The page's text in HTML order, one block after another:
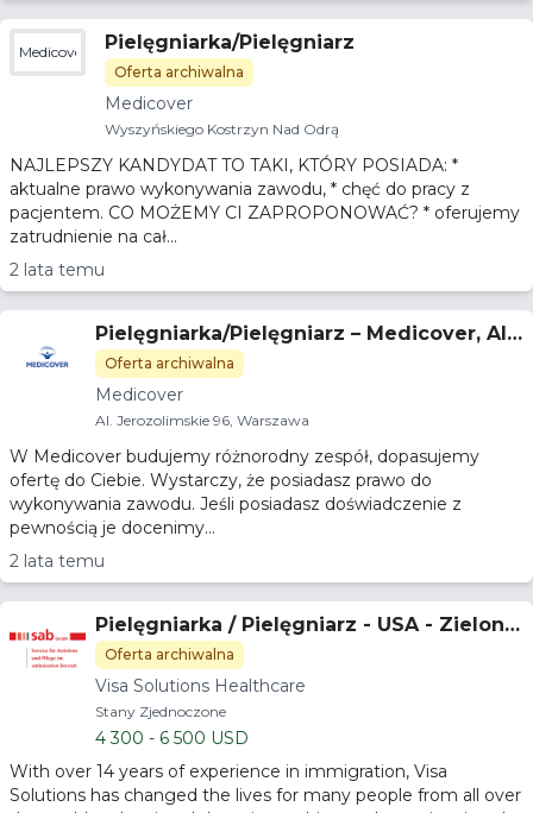
Medicover Pielęgniarka/Pielęgniarz
Oferta archiwalna
Medicover
Wyszyńskiego Kostrzyn Nad Odrą
NAJLEPSZY KANDYDAT TO TAKI, KTÓRY POSIADA: *
aktualne prawo wykonywania zawodu, * chęć do pracy z
pacjentem. CO MOŻEMY CI ZAPROPONOWAĆ? * oferujemy
zatrudnienie na cał...
2 lata temu
Pielęgniarka/Pielęgniarz – Medicover, Ale
je Jerozolimskie
Oferta archiwalna
Medicover
Al. Jerozolimskie 96, Warszawa
W Medicover budujemy różnorodny zespół, dopasujemy
ofertę do Ciebie. Wystarczy, że posiadasz prawo do
wykonywania zawodu. Jeśli posiadasz doświadczenie z
pewnością je docenimy...
2 lata temu
Pielęgniarka / Pielęgniarz - USA - Zielona
Karta
Oferta archiwalna
Visa Solutions Healthcare
Stany Zjednoczone
4 300 - 6 500 USD
With over 14 years of experience in immigration, Visa
Solutions has changed the lives for many people from all over